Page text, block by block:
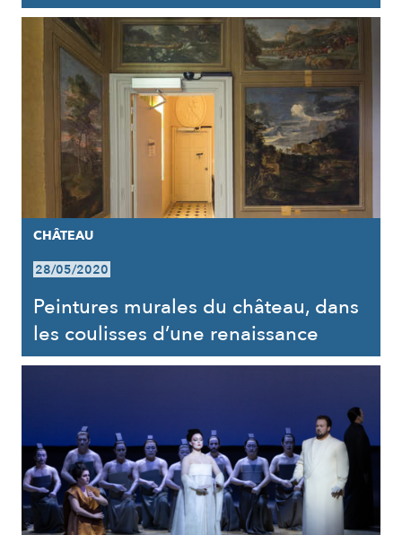
CHÂTEAU
28/05/2020
Peintures murales du château, dans
les coulisses d’une renaissance